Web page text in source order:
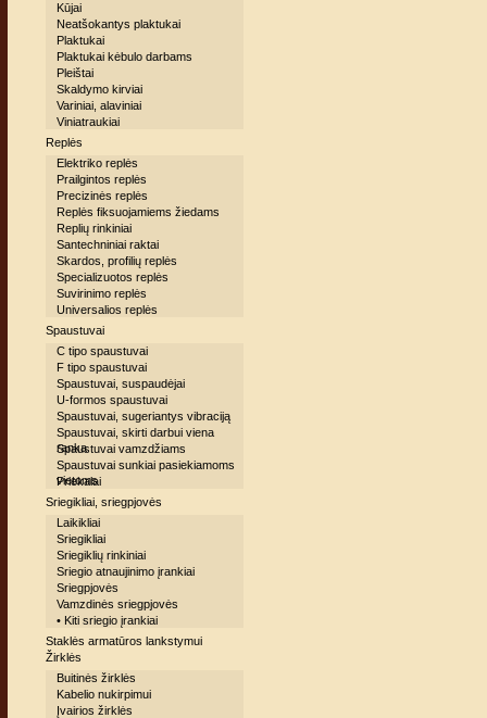
Kūjai
Neatšokantys plaktukai
Plaktukai
Plaktukai kėbulo darbams
Pleištai
Skaldymo kirviai
Variniai, alaviniai
Viniatraukiai
Replės
Elektriko replės
Prailgintos replės
Precizinės replės
Replės fiksuojamiems žiedams
Replių rinkiniai
Santechniniai raktai
Skardos, profilių replės
Specializuotos replės
Suvirinimo replės
Universalios replės
Spaustuvai
C tipo spaustuvai
F tipo spaustuvai
Spaustuvai, suspaudėjai
U-formos spaustuvai
Spaustuvai, sugeriantys vibraciją
Spaustuvai, skirti darbui viena
ranka
Spaustuvai vamzdžiams
Spaustuvai sunkiai pasiekiamoms
vietoms
Priekalai
Sriegikliai, sriegpjovės
Laikikliai
Sriegikliai
Sriegiklių rinkiniai
Sriegio atnaujinimo įrankiai
Sriegpjovės
Vamzdinės sriegpjovės
• Kiti sriegio įrankiai
Staklės armatūros lankstymui
Žirklės
Buitinės žirklės
Kabelio nukirpimui
Įvairios žirklės